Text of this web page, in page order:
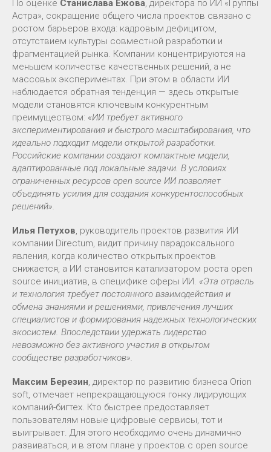
По оценке Станислава Ежова, директора по ИИ «Группы
Астра», сокращение общего числа проектов связано с
ростом барьеров входа: кадровым дефицитом,
отсутствием культуры совместной разработки и
фрагментацией рынка. Компании концентрируются на
меньшем количестве качественных решений, а не
массовых экспериментах. При этом в области ИИ
наблюдается обратная тенденция — здесь открытые
модели становятся ключевым конкурентным
преимуществом: «ИИ требует активного
экспериментирования и быстрого масштабирования, что
идеально подходит модели открытой разработки.
Российские компании создают компактные модели,
адаптированные под локальные задачи. В условиях
ограниченных ресурсов open source ИИ позволяет
объединять усилия для создания конкурентоспособных
решений».
Илья Петухов, руководитель проектов развития ИИ
компании Directum, видит причину парадоксального
явления, когда количество открытых проектов
снижается, а ИИ становится катализатором роста open
source инициатив, в специфике сферы ИИ. «Эта отрасль
и технология требует постоянного взаимодействия и
обмена знаниями и решениями, привлечения лучших
специалистов и формирования надежных технологических
экосистем. Впоследствии удержать лидерство
невозможно без активного участия в открытом
сообществе разработчиков».
Максим Березин, директор по развитию бизнеса Orion
soft, отмечает непрекращающуюся гонку лидирующих
компаний-бигтех. Кто быстрее предоставляет
пользователям новые цифровые сервисы, тот и
выигрывает. Для этого необходимо очень динамично
развиваться, и в этом плане у проектов с open source